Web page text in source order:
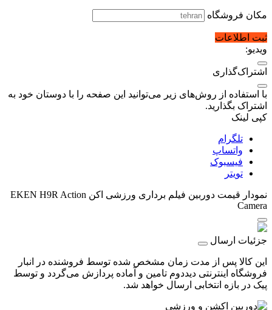
مکان فروشگاه
ثبت اطلاعات
ویدیو:
اشتراک‌گذاری
با استفاده از روش‌های زیر می‌توانید این صفحه را با دوستان خود به
اشتراک بگذارید.
کپی لینک
تلگرام
واتساپ
فیسبوک
تویتر
نمودار قیمت
دوربین فیلم برداری ورزشی اکن EKEN H9R Action
Camera
جزئیات ارسال
این کالا پس از مدت زمان مشخص شده توسط فروشنده در انبار
فروشگاه اینترنتی دیددوم تامین و آماده پردازش می‌گردد و توسط
پیک در بازه انتخابی ارسال خواهد شد.